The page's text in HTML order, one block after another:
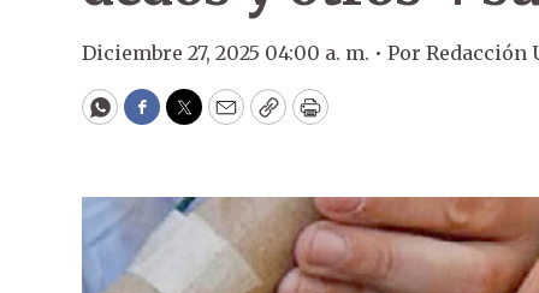
Diciembre 27, 2025 04:00 a. m. • Por Redacción
WhatsApp
Facebook
Twitter
EmailCopyPrint